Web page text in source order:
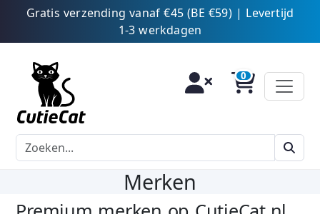
Gratis verzending vanaf €45 (BE €59) | Levertijd
1-3 werkdagen
Merken